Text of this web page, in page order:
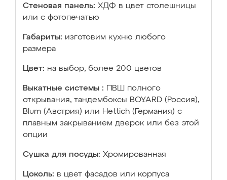
Стеновая панель: ХДФ в цвет столешницы
или с фотопечатью
Габариты: изготовим кухню любого
размера
Цвет: на выбор, более 200 цветов
Выкатные системы :
ПВШ полного
открывания, тандембоксы BOYARD (Россия),
Blum (Австрия) или Hettich (Германия) с
плавным закрыванием дверок или без этой
опции
Сушка для посуды: Хромированная
Цоколь: в цвет фасадов или корпуса